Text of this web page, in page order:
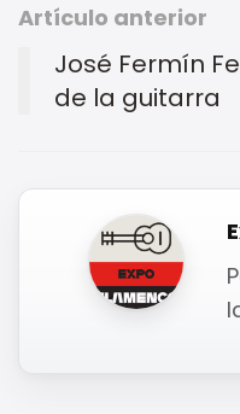
Artículo anterior
José Fermín
de la guitarra